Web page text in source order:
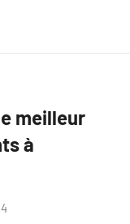
meilleur
à